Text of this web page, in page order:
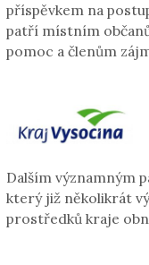
příspěvkem na
patří místním
pomoc a členům
Dalším významným
který již několikrát
prostředků kraje